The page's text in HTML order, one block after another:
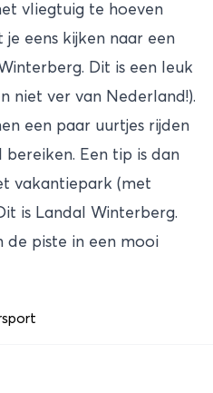
vliegtuig te hoeven
eens kijken naar een
Dit is een leuk
niet ver van Nederland!).
een paar uurtjes rijden
Een tip is dan
vakantiepark (met
is Landal Winterberg.
de piste in een mooi